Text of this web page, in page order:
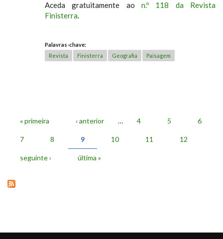
Aceda gratuitamente ao n.º 118 da Revista
Finisterra.
Palavras-chave:
Revista
Finisterra Geografia Paisagem
PÁGINAS
« primeira ‹ anterior … 4 5 6
7 8 9 10 11 12
seguinte › última »